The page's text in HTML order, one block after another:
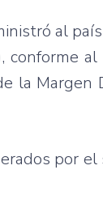
al
conforme
la Margen
por el